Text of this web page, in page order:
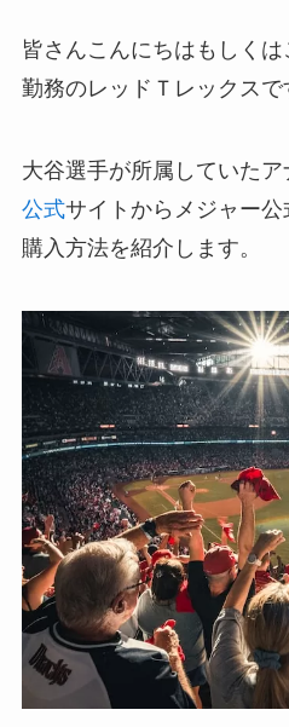
皆さんこんにちはもしく
勤務のレッドＴレックスで
大谷選手が所属していたア
公式サイトからメジャー公
購入方法を紹介します。